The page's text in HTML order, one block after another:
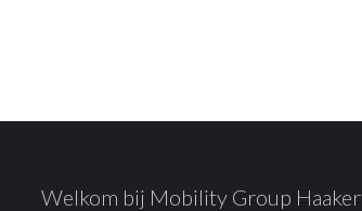
Welkom bij Mobility Group Haaker